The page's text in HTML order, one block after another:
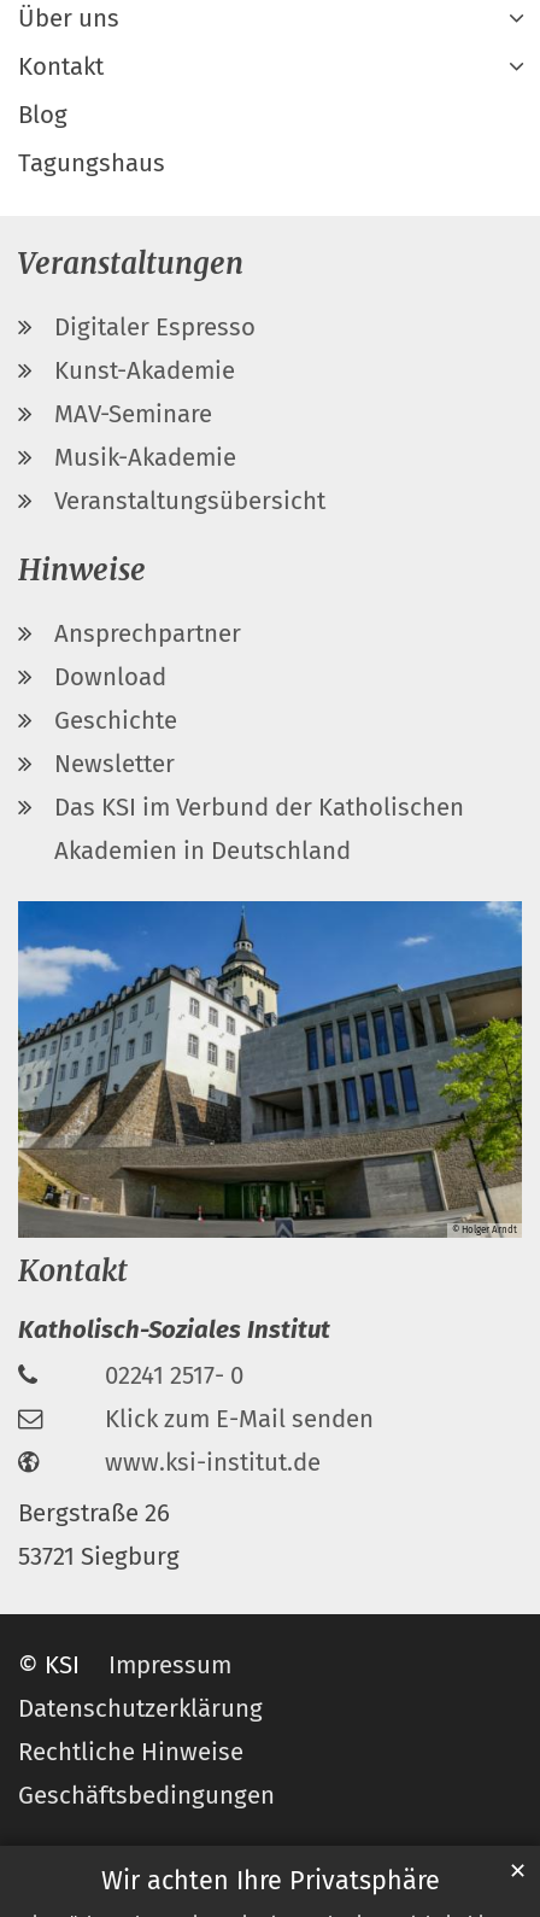
Wir achten Ihre Privatsphäre ✕
Über uns
Kontakt
Blog
Tagungshaus
Veranstaltungen
Digitaler Espresso
Kunst-Akademie
MAV-Seminare
Musik-Akademie
Veranstaltungsübersicht
Hinweise
Ansprechpartner
Download
Geschichte
Newsletter
Das KSI im Verbund der Katholischen
Akademien in Deutschland
© Holger Arndt
Kontakt
Katholisch-Soziales Institut
02241 2517- 0
Klick zum E-Mail senden
www.ksi-institut.de
Bergstraße 26
53721 Siegburg
© KSI
Impressum
Datenschutzerklärung
Rechtliche Hinweise
Geschäftsbedingungen